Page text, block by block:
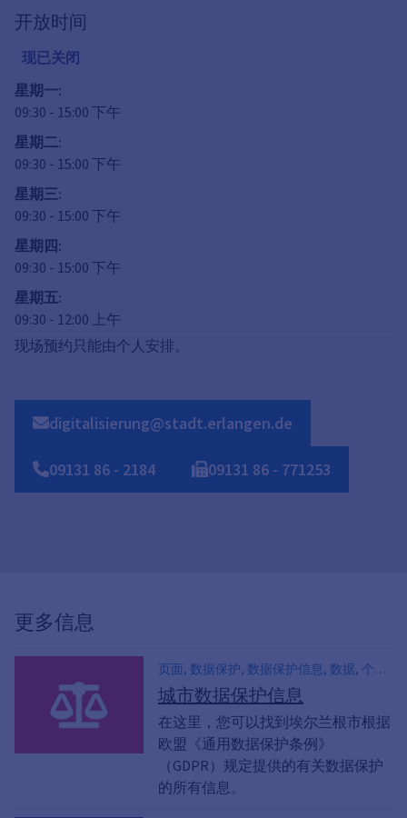
开放时间
现已关闭
星期一:
09:30 - 15:00 下午
星期二:
09:30 - 15:00 下午
星期三:
09:30 - 15:00 下午
星期四 :
09:30 - 15:00 下午
星期五:
09:30 - 12:00
上午
现场预约只能由个人安排。
digitalisierung@stadt.erlangen.de
09131 86 - 2184 09131 86 - 771253
更多信息
页面, 数据保护, 数据保护信息, 数据, 个人
资料, GDPR, 欧盟《通用数据保护条例, 基
本条例, 信息权法》第 13 和 14 条, 欧盟
《通用数据保护条例, 数据最小化
城市数据保护信息
在这里，您可以找到埃尔兰根市根据
欧盟《通用数据保护条例》
（GDPR）规定提供的有关数据保护
的所有信息。